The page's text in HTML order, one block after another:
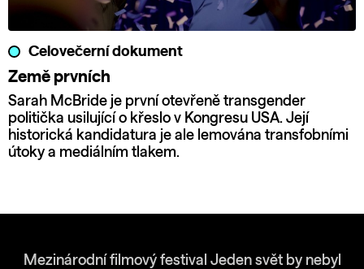
Celovečerní dokument
Země prvních
Sarah McBride je první otevřeně transgender
politička usilující o křeslo v Kongresu USA. Její
historická kandidatura je ale lemována transfobními
útoky a mediálním tlakem.
Mezinárodní filmový festival Jeden svět by nebyl